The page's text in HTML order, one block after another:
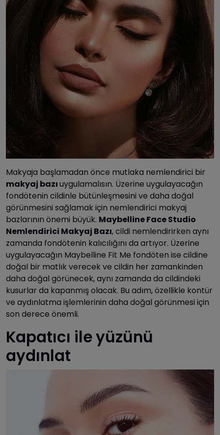
Makyaja başlamadan önce mutlaka nemlendirici bir
makyaj bazıuygulamalısın. Üzerine uygulayacağın
fondötenin cildinle bütünleşmesini ve daha doğal
görünmesini sağlamak için nemlendirici makyaj
bazlarının önemi büyük. Maybelline Face Studio
Nemlendirici Makyaj Bazı, cildi nemlendirirken aynı
zamanda fondötenin kalıcılığını da artıyor. Üzerine
uygulayacağın Maybelline Fit Me fondöten ise cildine
doğal bir matlık verecek ve cildin her zamankinden
daha doğal görünecek, aynı zamanda da cildindeki
kusurlar da kapanmış olacak. Bu adım, özellikle kontür
ve aydınlatma işlemlerinin daha doğal görünmesi için
son derece önemli.
Kapatıcı ile yüzünü
aydınlat